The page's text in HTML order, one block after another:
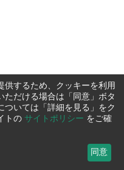
供するため、クッキーを利用
ただける場合は「同意」ボタ
ついては「詳細を見る」をク
トの サイトポリシー をご確
同意